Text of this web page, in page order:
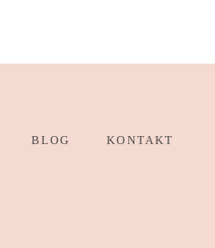
BLOG KONTAKT